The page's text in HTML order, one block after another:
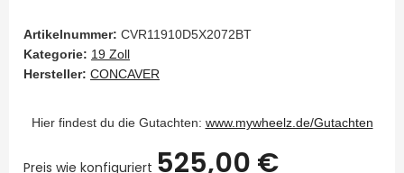
Artikelnummer: CVR11910D5X2072BT
Kategorie: 19 Zoll
Hersteller: CONCAVER
Hier findest du die Gutachten: www.mywheelz.de/Gutachten
Preis wie konfiguriert 525,00 €